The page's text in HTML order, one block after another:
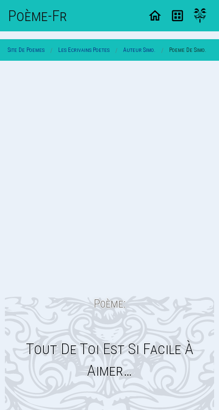
Poème-Fr
Site De Poemes Les Ecrivains Poetes Auteur Simo. Poeme De Simo.
Poème:
Tout De Toi Est Si Facile À
Aimer…